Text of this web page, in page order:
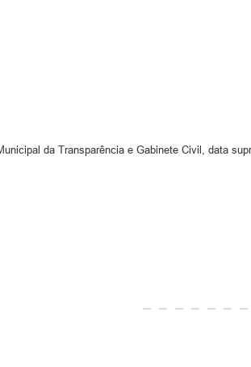
da Transparência e Gabinete Civil, data